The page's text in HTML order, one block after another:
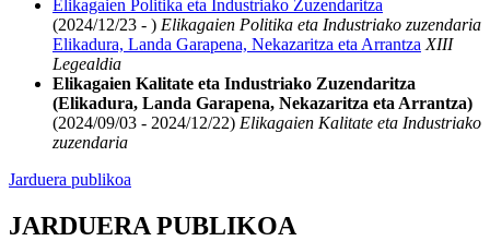
Elikagaien Politika eta Industriako Zuzendaritza
(2024/12/23 - ) Elikagaien Politika eta Industriako zuzendaria
Elikadura, Landa Garapena, Nekazaritza eta Arrantza XIII
Legealdia
Elikagaien Kalitate eta Industriako Zuzendaritza
(Elikadura, Landa Garapena, Nekazaritza eta Arrantza)
(2024/09/03 - 2024/12/22) Elikagaien Kalitate eta Industriako
zuzendaria
Jarduera publikoa
JARDUERA PUBLIKOA